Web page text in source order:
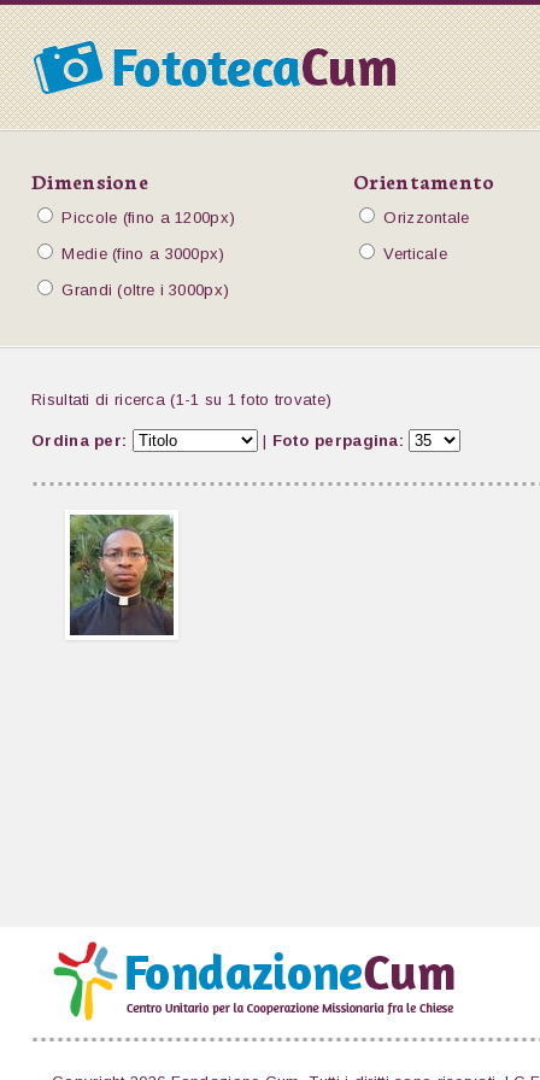
Dimensione Orientamento
Piccole (fino a 1200px)
Orizzontale
Medie (fino a 3000px)
Verticale
Grandi (oltre i 3000px)
Risultati di ricerca (1-1 su 1 foto trovate)
Ordina per: | Foto perpagina: